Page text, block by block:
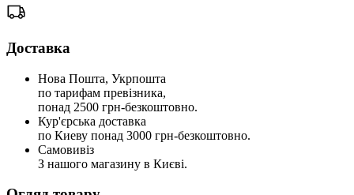
Доставка
Нова Пошта, Укрпошта
по тарифам превізника,
понад 2500 грн-безкоштовно.
Кур'єрська доставка
по Киеву понад 3000 грн-безкоштовно.
Самовивіз
З нашого магазину в Києві.